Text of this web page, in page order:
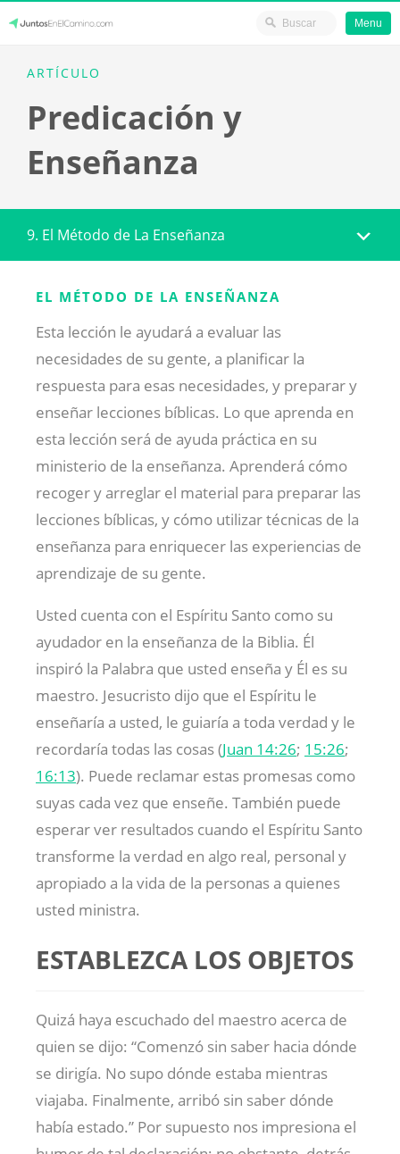
content
JuntosEnElCamino.com
Menu
ARTÍCULO
Predicación y
Enseñanza
9. El Método de La Enseñanza
EL MÉTODO DE LA ENSEÑANZA
Esta lección le ayudará a evaluar las
necesidades de su gente, a planificar la
respuesta para esas necesidades, y preparar y
enseñar lecciones bíblicas. Lo que aprenda en
esta lección será de ayuda práctica en su
ministerio de la enseñanza. Aprenderá cómo
recoger y arreglar el material para preparar las
lecciones bíblicas, y cómo utilizar técnicas de la
enseñanza para enriquecer las experiencias de
aprendizaje de su gente.
Usted cuenta con el Espíritu Santo como su
ayudador en la enseñanza de la Biblia. Él
inspiró la Palabra que usted enseña y Él es su
maestro. Jesucristo dijo que el Espíritu le
enseñaría a usted, le guiaría a toda verdad y le
recordaría todas las cosas (Juan 14:26; 15:26;
16:13). Puede reclamar estas promesas como
suyas cada vez que enseñe. También puede
esperar ver resultados cuando el Espíritu Santo
transforme la verdad en algo real, personal y
apropiado a la vida de la personas a quienes
usted ministra.
ESTABLEZCA LOS OBJETOS
Quizá haya escuchado del maestro acerca de
quien se dijo: “Comenzó sin saber hacia dónde
se dirigía. No supo dónde estaba mientras
viajaba. Finalmente, arribó sin saber dónde
había estado.” Por supuesto nos impresiona el